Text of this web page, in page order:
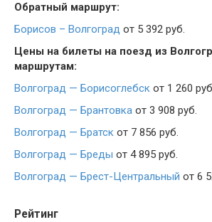
Обратный маршрут:
Борисов – Волгоград от 5 392 руб.
Цены на билеты на поезд из
маршрутам:
Волгоград — Борисоглебск от 1 260
Волгоград — Брантовка от 3 908 руб.
Волгоград — Братск от 7 856 руб.
Волгоград — Бреды от 4 895 руб.
Волгоград — Брест-Центральный от 6
Рейтинг